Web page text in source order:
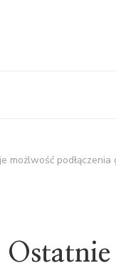
podłączenia